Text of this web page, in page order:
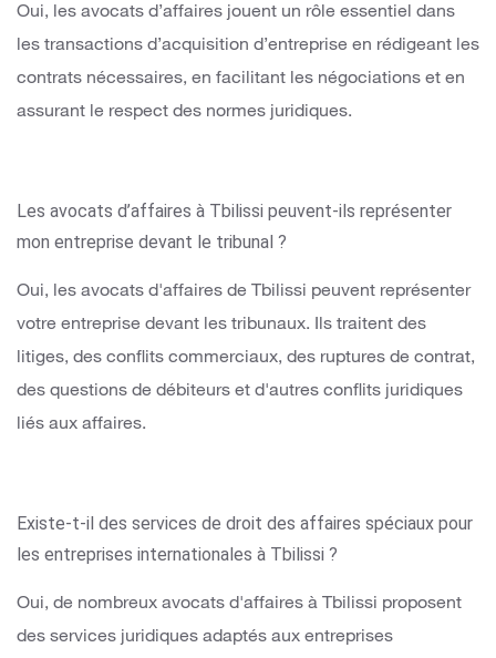
Oui, les avocats d’affaires jouent un rôle essentiel dans
les transactions d’acquisition d’entreprise en rédigeant les
contrats nécessaires, en facilitant les négociations et en
assurant le respect des normes juridiques.
Les avocats d’affaires à Tbilissi peuvent-ils représenter
mon entreprise devant le tribunal ?
Oui, les avocats d'affaires de Tbilissi peuvent représenter
votre entreprise devant les tribunaux. Ils traitent des
litiges, des conflits commerciaux, des ruptures de contrat,
des questions de débiteurs et d'autres conflits juridiques
liés aux affaires.
Existe-t-il des services de droit des affaires spéciaux pour
les entreprises internationales à Tbilissi ?
Oui, de nombreux avocats d'affaires à Tbilissi proposent
des services juridiques adaptés aux entreprises